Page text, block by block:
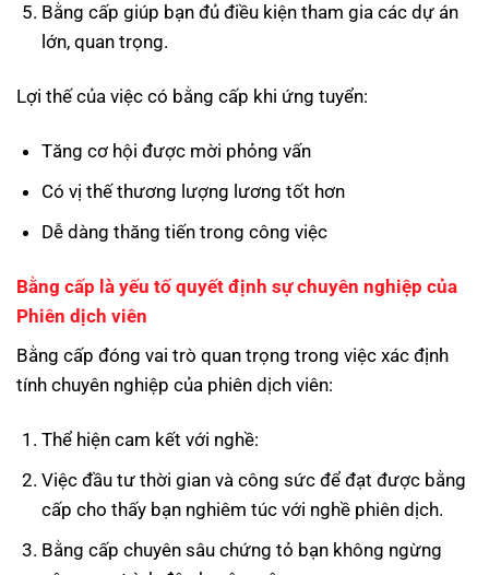
Bằng cấp giúp bạn đủ điều kiện tham gia các dự án
lớn, quan trọng.
Lợi thế của việc có bằng cấp khi ứng tuyển:
Tăng cơ hội được mời phỏng vấn
Có vị thế thương lượng lương tốt hơn
Dễ dàng thăng tiến trong công việc
Bằng cấp là yếu tố quyết định sự chuyên nghiệp của
Phiên dịch viên
Bằng cấp đóng vai trò quan trọng trong việc xác định
tính chuyên nghiệp của phiên dịch viên:
Thể hiện cam kết với nghề:
Việc đầu tư thời gian và công sức để đạt được bằng
cấp cho thấy bạn nghiêm túc với nghề phiên dịch.
Bằng cấp chuyên sâu chứng tỏ bạn không ngừng